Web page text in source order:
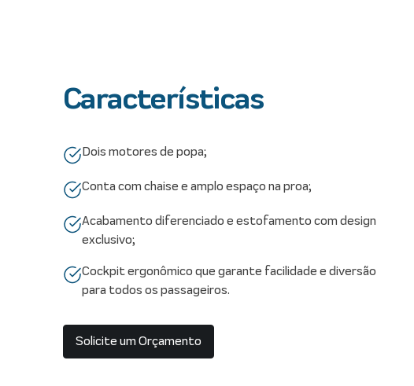
Características
Dois motores de popa;
Conta com chaise e amplo espaço na proa;
Acabamento diferenciado e estofamento com design
exclusivo;
Cockpit ergonômico que garante facilidade e diversão
para todos os passageiros.
Solicite um Orçamento